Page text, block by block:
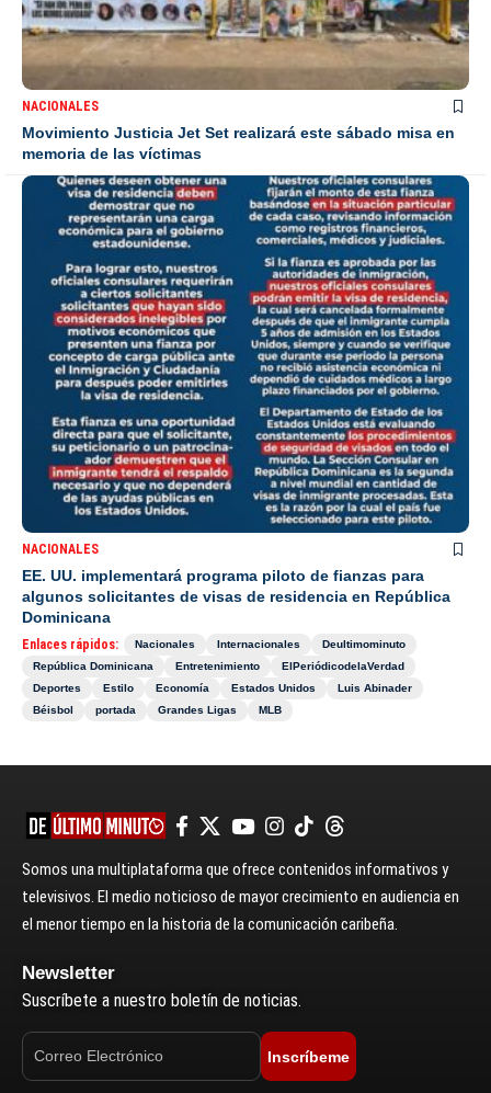
NACIONALES
Movimiento Justicia Jet Set realizará este sábado misa en
memoria de las víctimas
NACIONALES
EE. UU. implementará programa piloto de fianzas para
algunos solicitantes de visas de residencia en República
Dominicana
Enlaces rápidos: Nacionales Internacionales
Deultimominuto
República Dominicana
Entretenimiento
ElPeriódicodelaVerdad
Deportes
Estilo Economía Estados Unidos
Luis Abinader
Béisbol
portada Grandes Ligas MLB
Somos una multiplataforma que ofrece contenidos informativos y
televisivos. El medio noticioso de mayor crecimiento en audiencia en
el menor tiempo en la historia de la comunicación caribeña.
Newsletter
Suscríbete a nuestro boletín de noticias.
Inscríbeme